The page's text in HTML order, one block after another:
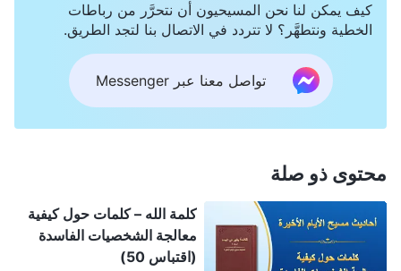
كيف يمكن لنا نحن المسيحيون أن نتحرَّر من رباطات
الخطية ونتطهَّر؟ لا تتردد في الاتصال بنا لتجد الطريق.
تواصل معنا عبر Messenger
محتوى ذو صلة
كلمة الله – كلمات حول كيفية
معالجة الشخصيات الفاسدة
(اقتباس 50)